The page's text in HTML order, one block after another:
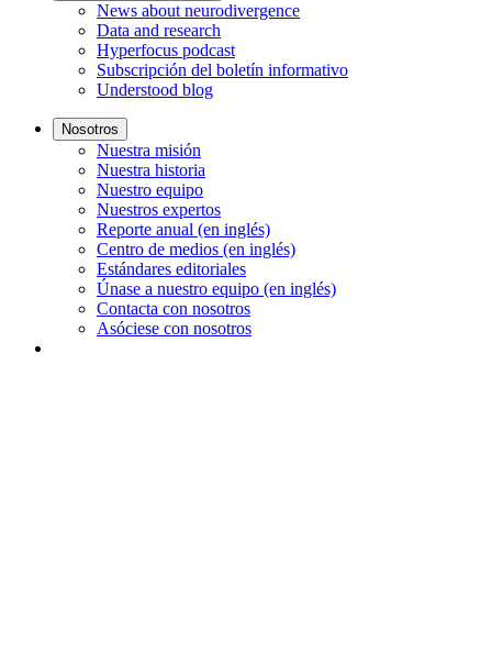
News about neurodivergence
Data and research
Hyperfocus podcast
Subscripción del boletín informativo
Understood blog
Nosotros
Nuestra misión
Nuestra historia
Nuestro equipo
Nuestros expertos
Reporte anual (en inglés)
Centro de medios (en inglés)
Estándares editoriales
Únase a nuestro equipo (en inglés)
Contacta con nosotros
Asóciese con nosotros